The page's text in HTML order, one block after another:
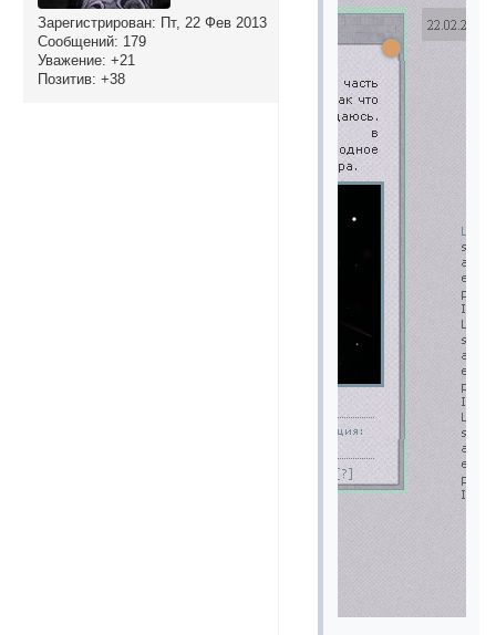
Зарегистрирован: Пт, 22 Фев 2013
Сообщений: 179
Уважение: +21
Позитив: +38